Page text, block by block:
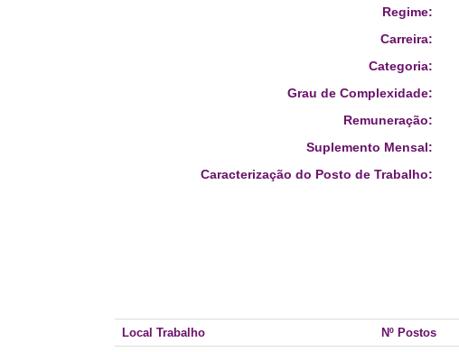
Regime:
Carreira:
Categoria:
Grau de Complexidade:
Remuneração:
Suplemento Mensal:
Caracterização do Posto de Trabalho:
Local Trabalho Nº Postos